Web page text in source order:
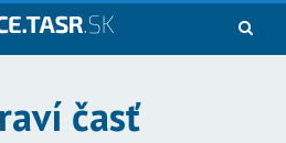
časť